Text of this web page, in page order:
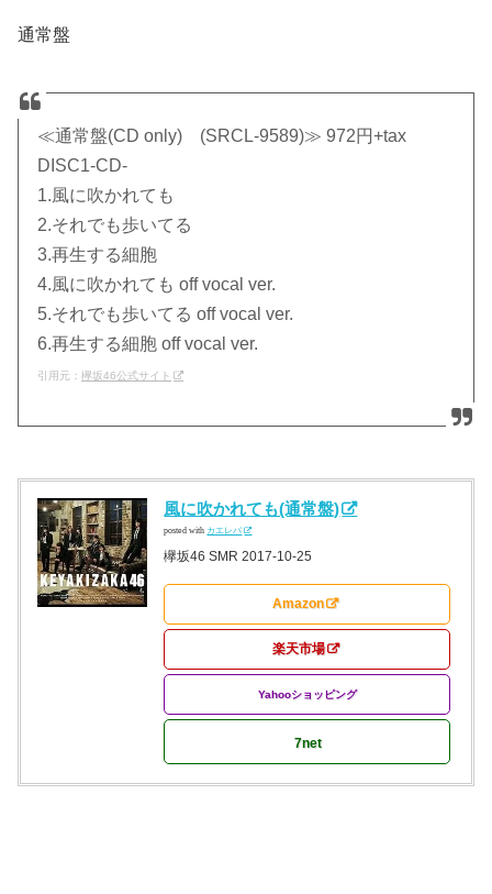
通常盤
≪通常盤(CD only) (SRCL-9589)≫ 972円+tax
DISC1-CD-
1.風に吹かれても
2.それでも歩いてる
3.再生する細胞
4.風に吹かれても off vocal ver.
5.それでも歩いてる off vocal ver.
6.再生する細胞 off vocal ver.
引用元：欅坂46公式サイト
風に吹かれても(通常盤)
posted with カエレバ
欅坂46 SMR 2017-10-25
Amazon
楽天市場
Yahooショッピング
7net